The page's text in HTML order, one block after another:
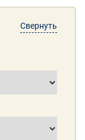
Свернуть